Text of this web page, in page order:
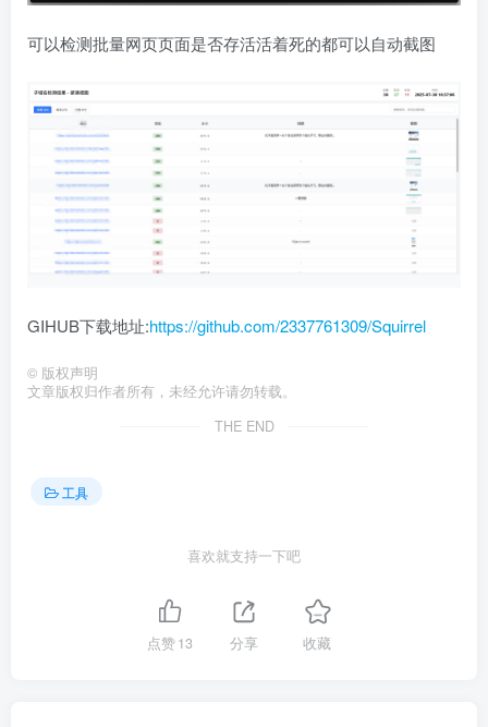
可以检测批量网页页面是否存活活着死的都可以自动截图
GIHUB下载地址:https://github.com/2337761309/Squirrel
© 版权声明
文章版权归作者所有，未经允许请勿转载。
THE END
工具
喜欢就支持一下吧
点赞13 分享 收藏